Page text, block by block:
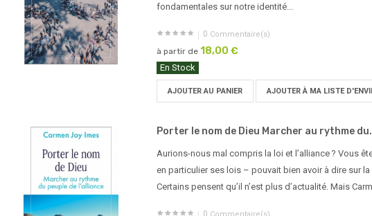
fondamentales sur notre identité...
0 Commentaire(s)
à partir de 18,00 €
En Stock
AJOUTER AU PANIER AJOUTER À MA LISTE
Porter le nom de Dieu Marcher au rythme
Aurions-nous mal compris la loi et l’alliance ? Vous
en particulier ses lois – pouvait bien avoir à dire sur la
Certains pensent qu’il n’est plus d’actualité. Mais
0